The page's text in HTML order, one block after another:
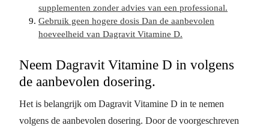
supplementen zonder advies van een professional.
Gebruik geen hogere dosis Dan de aanbevolen
hoeveelheid van Dagravit Vitamine D.
Neem Dagravit Vitamine D in volgens
de aanbevolen dosering.
Het is belangrijk om Dagravit Vitamine D in te nemen
volgens de aanbevolen dosering. Door de voorgeschreven